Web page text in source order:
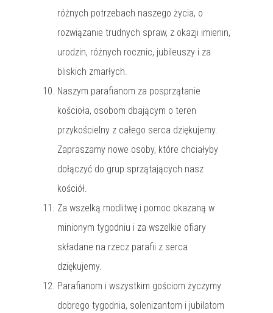
różnych potrzebach naszego życia, o
rozwiązanie trudnych spraw, z okazji imienin,
urodzin, różnych rocznic, jubileuszy i za
bliskich zmarłych.
Naszym parafianom za posprzątanie
kościoła, osobom dbającym o teren
przykościelny z całego serca dziękujemy.
Zapraszamy nowe osoby, które chciałyby
dołączyć do grup sprzątających nasz
kościół.
Za wszelką modlitwę i pomoc okazaną w
minionym tygodniu i za wszelkie ofiary
składane na rzecz parafii z serca
dziękujemy.
Parafianom i wszystkim gościom życzymy
dobrego tygodnia, solenizantom i jubilatom